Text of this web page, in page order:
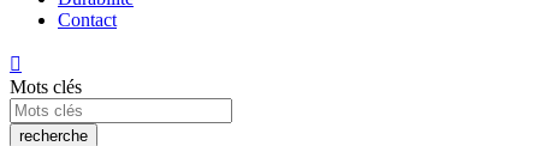
Contact

Mots clés
recherche